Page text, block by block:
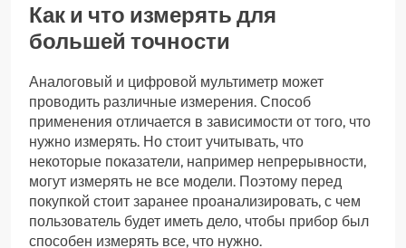
Как и что измерять для
большей точности
Аналоговый и цифровой мультиметр может
проводить различные измерения. Способ
применения отличается в зависимости от того, что
нужно измерять. Но стоит учитывать, что
некоторые показатели, например непрерывности,
могут измерять не все модели. Поэтому перед
покупкой стоит заранее проанализировать, с чем
пользователь будет иметь дело, чтобы прибор был
способен измерять все, что нужно.